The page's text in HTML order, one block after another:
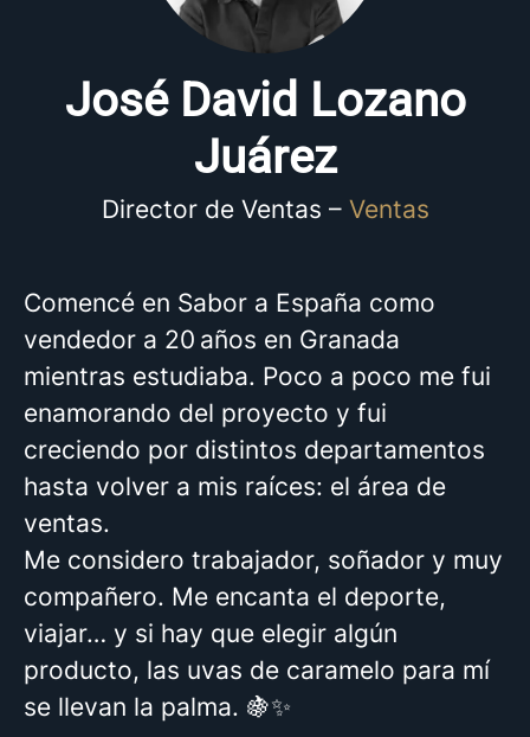
José David Lozano
Juárez
Director de Ventas – Ventas
Comencé en Sabor a España como
vendedor a 20 años en Granada
mientras estudiaba. Poco a poco me fui
enamorando del proyecto y fui
creciendo por distintos departamentos
hasta volver a mis raíces: el área de
ventas.
Me considero trabajador, soñador y muy
compañero. Me encanta el deporte,
viajar… y si hay que elegir algún
producto, las uvas de caramelo para mí
se llevan la palma. 🍇✨